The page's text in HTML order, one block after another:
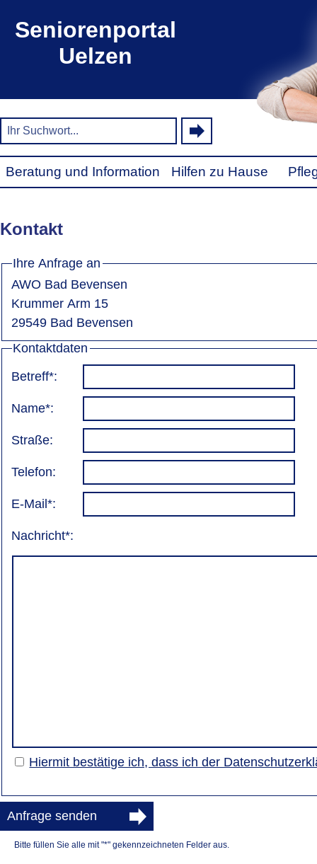
Seniorenportal
Uelzen
Beratung und Information Hilfen zu Hause
Kontakt
Ihre Anfrage an
AWO Bad Bevensen
Krummer Arm 15
29549 Bad Bevensen
Kontaktdaten
Betreff*:
Name*:
Straße:
Telefon:
E-Mail*:
Nachricht*:
Hiermit bestätige ich, dass ich der
Anfrage senden
Bitte füllen Sie alle mit "*" gekennzeichneten Felder aus.